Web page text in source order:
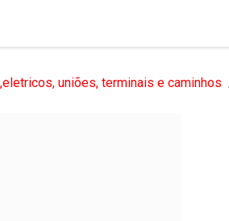
uniões, terminais e caminhos